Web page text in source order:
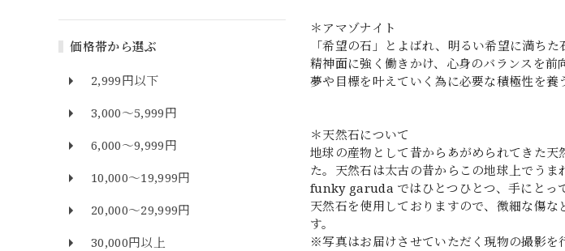
価格帯から選ぶ
2,999円以下
3,000～5,999円
6,000～9,999円
10,000～19,999円
20,000～29,999円
30,000円以上
＊アマゾナイト
「希望の石」とよばれ、明るい希望に満ちた
精神面に強く働きかけ、心身のバランスを前
夢や目標を叶えていく為に必要な積極性を養
＊天然石について
地球の産物として昔からあがめられてきた
た。天然石は太古の昔からこの地球上でうま
funky garuda ではひとつひとつ、手にとっ
天然石を使用しておりますので、微細な傷
す。
※写真はお届けさせていただく現物の撮影を